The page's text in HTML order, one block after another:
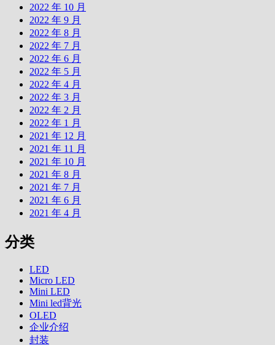
2022 年 10 月
2022 年 9 月
2022 年 8 月
2022 年 7 月
2022 年 6 月
2022 年 5 月
2022 年 4 月
2022 年 3 月
2022 年 2 月
2022 年 1 月
2021 年 12 月
2021 年 11 月
2021 年 10 月
2021 年 8 月
2021 年 7 月
2021 年 6 月
2021 年 4 月
分类
LED
Micro LED
Mini LED
Mini led背光
OLED
企业介绍
封装